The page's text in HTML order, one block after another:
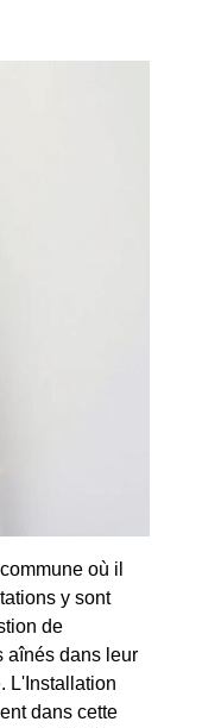
où il
y sont
de
aînés dans leur
L'Installation
dans cette